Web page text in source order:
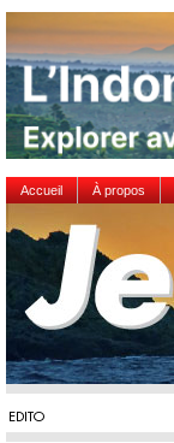
Accueil À propos
EDITO